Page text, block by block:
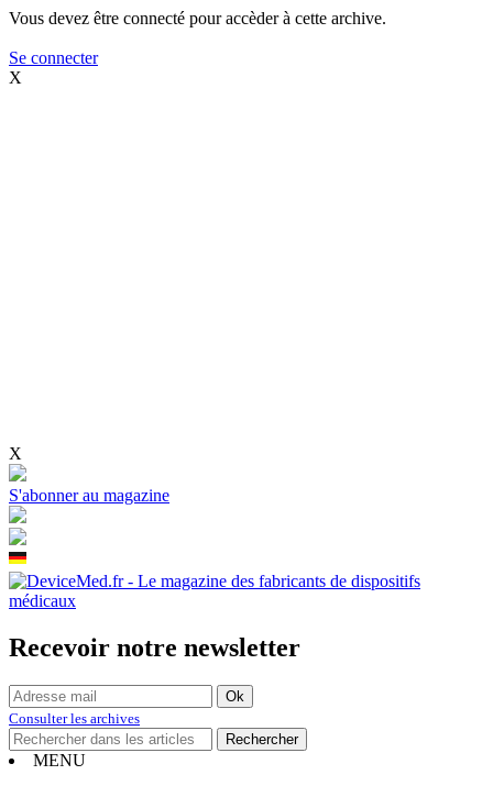
Vous devez être connecté pour accèder à cette archive.
Se connecter
X
X
S'abonner au magazine
Recevoir notre newsletter
Consulter les archives
MENU